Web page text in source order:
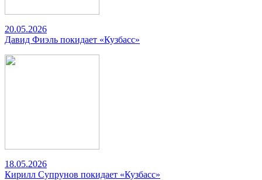
20.05.2026
Давид Фиэль покидает «Кузбасс»
18.05.2026
Кирилл Супрунов покидает «Кузбасс»